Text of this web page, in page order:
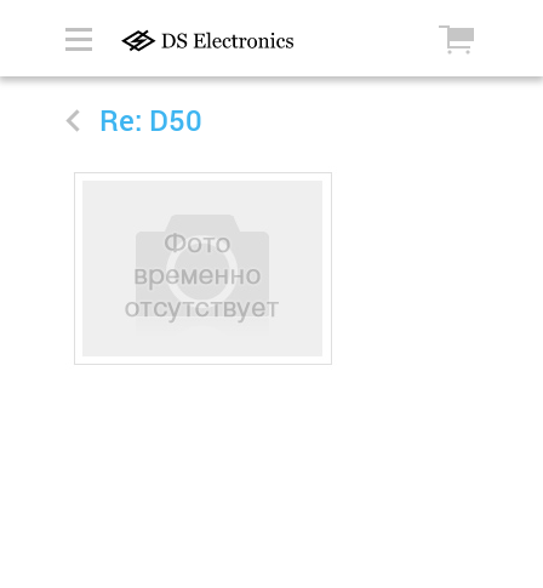
Re: D50